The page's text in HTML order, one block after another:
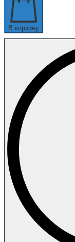
В корзину